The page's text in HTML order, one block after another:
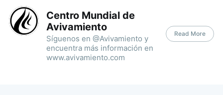
Centro Mundial de
Avivamiento
Síguenos en @Avivamiento y
encuentra más información en
www.avivamiento.com
Read More